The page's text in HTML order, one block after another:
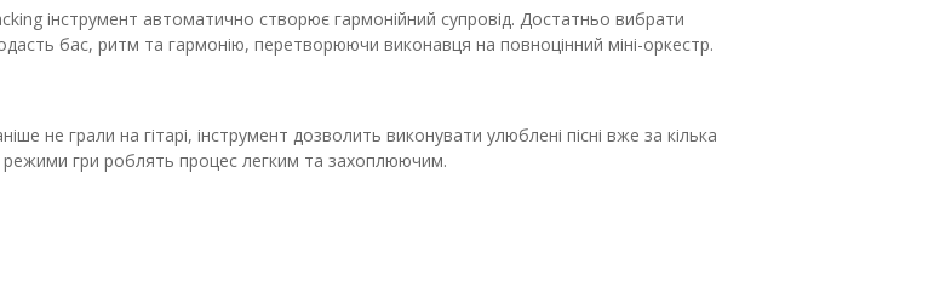
інструмент автоматично створює гармонійний супровід. Достатньо вибрати
бас, ритм та гармонію, перетворюючи виконавця на повноцінний міні-оркестр.
не грали на гітарі, інструмент дозволить виконувати улюблені пісні вже за кілька
режими гри роблять процес легким та захоплюючим.